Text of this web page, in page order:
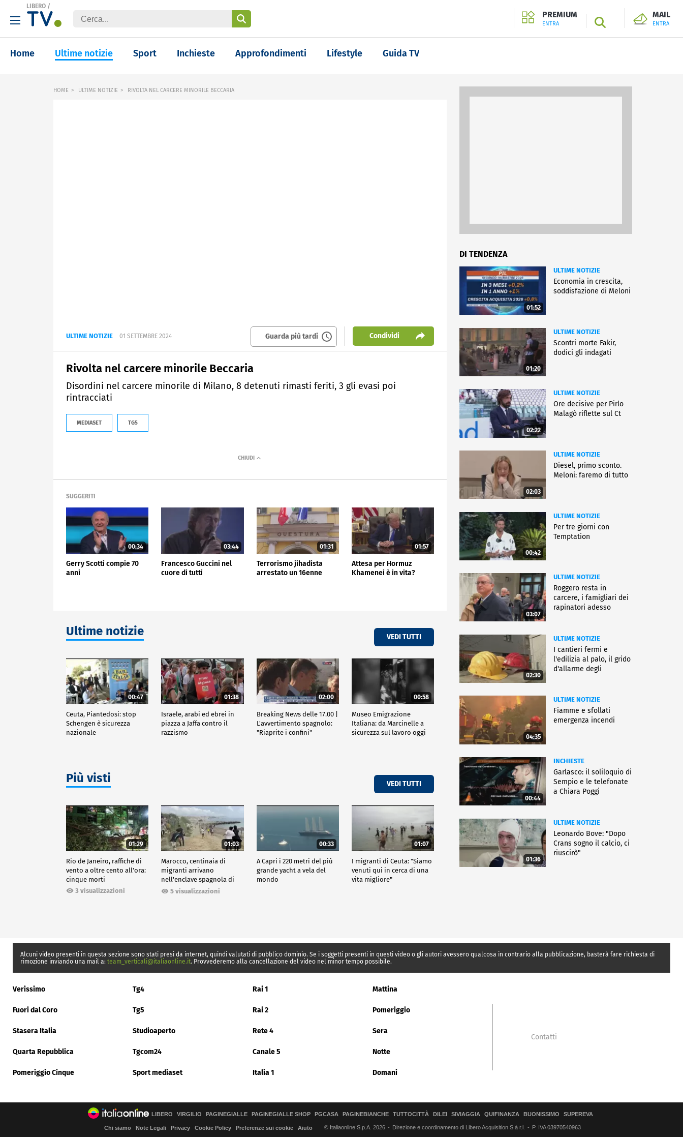
LIBERO /
PREMIUM
ENTRA SEARCH
MAIL
ENTRA
Home Ultime notizie Sport Inchieste Approfondimenti Lifestyle Guida TV
HOME ULTIME NOTIZIE RIVOLTA NEL CARCERE MINORILE BECCARIA
ULTIME NOTIZIE 01 SETTEMBRE 2024 Guarda più tardi Condividi
Rivolta nel carcere minorile Beccaria
Disordini nel carcere minorile di Milano, 8 detenuti rimasti feriti, 3 gli evasi poi
rintracciati
MEDIASET TG5
SUGGERITI
00:34
Gerry Scotti compie 70
anni
03:44
Francesco Guccini nel
cuore di tutti
01:31
Terrorismo jihadista
arrestato un 16enne
01:57
Attesa per Hormuz
Khamenei è in vita?
Ultime notizie VEDI TUTTI
00:47
Ceuta, Piantedosi: stop
Schengen è sicurezza
nazionale
01:38
Israele, arabi ed ebrei in
piazza a Jaffa contro il
razzismo
02:00
Breaking News delle 17.00 |
L'avvertimento spagnolo:
"Riaprite i confini"
00:58
Museo Emigrazione
Italiana: da Marcinelle a
sicurezza sul lavoro oggi
Più visti VEDI TUTTI
01:29
Rio de Janeiro, raffiche di
vento a oltre cento all'ora:
cinque morti
3 visualizzazioni
01:03
Marocco, centinaia di
migranti arrivano
nell'enclave spagnola di
Ceuta5 visualizzazioni
00:33
A Capri i 220 metri del più
grande yacht a vela del
mondo
01:07
I migranti di Ceuta: "Siamo
venuti qui in cerca di una
vita migliore"
DI TENDENZA
01:52
ULTIME NOTIZIE
Economia in crescita,
soddisfazione di Meloni
01:20
ULTIME NOTIZIE
Scontri morte Fakir,
dodici gli indagati
02:22
ULTIME NOTIZIE
Ore decisive per Pirlo
Malagò riflette sul Ct
02:03
ULTIME NOTIZIE
Diesel, primo sconto.
Meloni: faremo di tutto
00:42
ULTIME NOTIZIE
Per tre giorni con
Temptation
03:07
ULTIME NOTIZIE
Roggero resta in
carcere, i famigliari dei
rapinatori adesso
02:30
ULTIME NOTIZIE
I cantieri fermi e
l'edilizia al palo, il grido
d'allarme degli
04:35
ULTIME NOTIZIE
Fiamme e sfollati
emergenza incendi
00:44
INCHIESTE
Garlasco: il soliloquio di
Sempio e le telefonate
a Chiara Poggi
01:36
ULTIME NOTIZIE
Leonardo Bove: "Dopo
Crans sogno il calcio, ci
riuscirò"
Alcuni video presenti in questa sezione sono stati presi da internet, quindi valutati di pubblico dominio. Se i soggetti presenti in questi video o gli autori avessero qualcosa in contrario alla pubblicazione, basterà fare richiesta di
rimozione inviando una mail a: team_verticali@italiaonline.it. Provvederemo alla cancellazione del video nel minor tempo possibile.
Verissimo Tg4 Rai 1 Mattina
Fuori dal Coro Tg5 Rai 2 Pomeriggio
Stasera Italia Studioaperto Rete 4 Sera
Quarta Repubblica Tgcom24 Canale 5 Notte
Pomeriggio Cinque Sport mediaset Italia 1 Domani
Contatti
LIBERO VIRGILIO PAGINEGIALLE PAGINEGIALLE SHOP PGCASA PAGINEBIANCHE TUTTOCITTÀ DILEI SIVIAGGIA QUIFINANZA BUONISSIMO SUPEREVA
Chi siamo Note Legali Privacy Cookie Policy Preferenze sui cookie Aiuto © Italiaonline S.p.A. 2026 Direzione e coordinamento di Libero Acquisition S.á r.l. P. IVA 03970540963